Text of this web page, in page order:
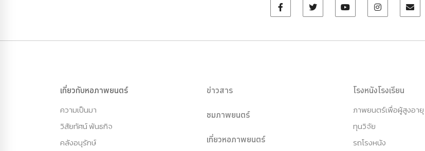
เกี่ยวกับหอภาพยนตร์
ความเป็นมา
วิสัยทัศน์ พันธกิจ
คลังอนุรักษ์
ข่าวสาร
ชมภาพยนตร์
เที่ยวหอภาพยนตร์
โรงหนังโรงเรียน
ภาพยนตร์เพื่อผู้สูงอายุ
ทุนวิจัย
รถโรงหนัง